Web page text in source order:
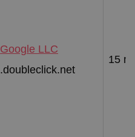
Google LLC
.doubleclick.net
15